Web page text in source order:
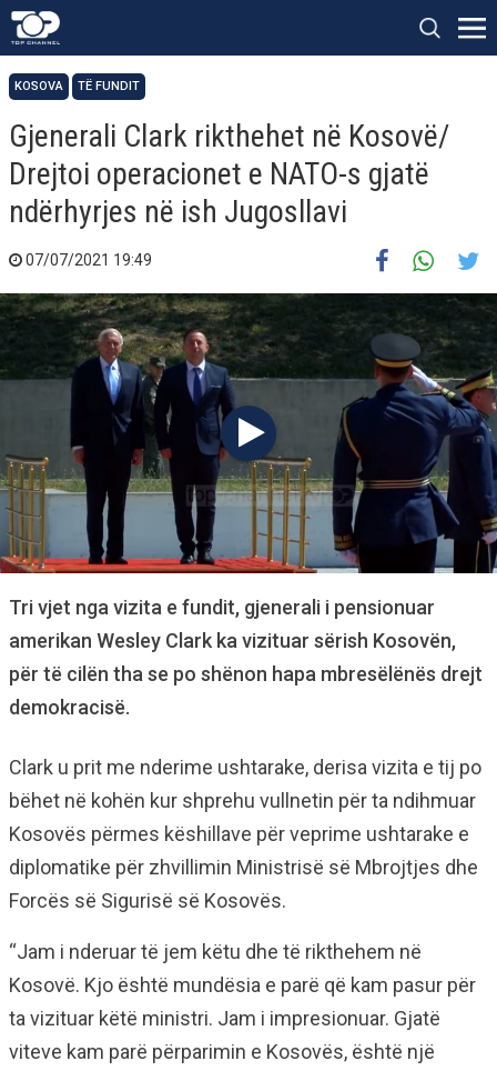
KOSOVA TË FUNDIT
Gjenerali Clark rikthehet në Kosovë/
Drejtoi operacionet e NATO-s gjatë
ndërhyrjes në ish Jugosllavi
07/07/2021 19:49
Tri vjet nga vizita e fundit, gjenerali i pensionuar
amerikan Wesley Clark ka vizituar sërish Kosovën,
për të cilën tha se po shënon hapa mbresëlënës drejt
demokracisë.
Clark u prit me nderime ushtarake, derisa vizita e tij po
bëhet në kohën kur shprehu vullnetin për ta ndihmuar
Kosovës përmes këshillave për veprime ushtarake e
diplomatike për zhvillimin Ministrisë së Mbrojtjes dhe
Forcës së Sigurisë së Kosovës.
“Jam i nderuar të jem këtu dhe të rikthehem në
Kosovë. Kjo është mundësia e parë që kam pasur për
ta vizituar këtë ministri. Jam i impresionuar. Gjatë
viteve kam parë përparimin e Kosovës, është një